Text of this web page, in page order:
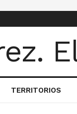
TERRITORIOS